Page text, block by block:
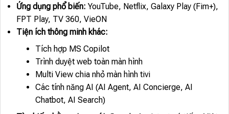
Ứng dụng phổ biến: YouTube, Netflix, Galaxy Play (Fim+),
FPT Play, TV 360, VieON
Tiện ích thông minh khác:
Tích hợp MS Copilot
Trình duyệt web toàn màn hình
Multi View chia nhỏ màn hình tivi
Các tính năng AI (AI Agent, AI Concierge, AI
Chatbot, AI Search)